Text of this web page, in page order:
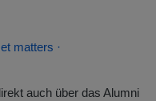
matters ·
auch über das Alumni